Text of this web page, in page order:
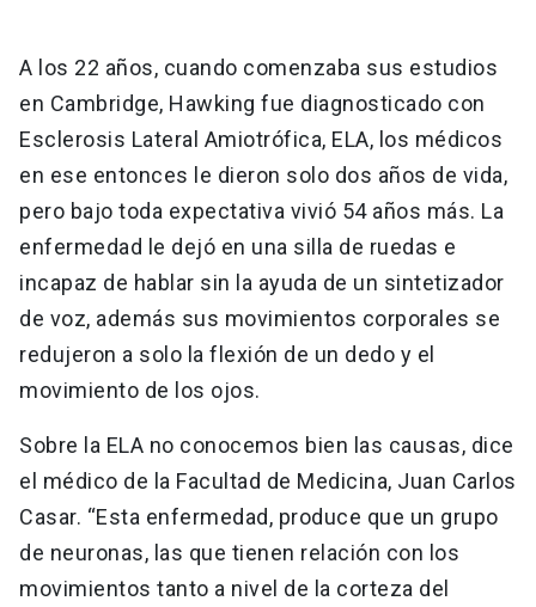
A los 22 años, cuando comenzaba sus estudios
en Cambridge, Hawking fue diagnosticado con
Esclerosis Lateral Amiotrófica, ELA, los médicos
en ese entonces le dieron solo dos años de vida,
pero bajo toda expectativa vivió 54 años más. La
enfermedad le dejó en una silla de ruedas e
incapaz de hablar sin la ayuda de un sintetizador
de voz, además sus movimientos corporales se
redujeron a solo la flexión de un dedo y el
movimiento de los ojos.
Sobre la ELA no conocemos bien las causas, dice
el médico de la Facultad de Medicina, Juan Carlos
Casar. “Esta enfermedad, produce que un grupo
de neuronas, las que tienen relación con los
movimientos tanto a nivel de la corteza del